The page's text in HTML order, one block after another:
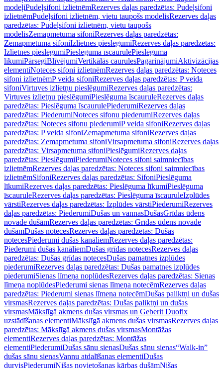
modeļiPudeļsifoni izlietnēmRezerves daļas paredzētas: Pudeļsifoni
izlietnēmPudeļsifoni izlietnēm, vietu taupošs modelisRezerves daļas
paredzētas: Pudeļsifoni izlietnēm, vietu taupošs
modelisZemapmetuma sifoniRezerves daļas paredzētas:
Zemapmetuma sifoniIzlietnes pieslēgumiRezerves daļas paredzētas:
Izlietnes pieslēgumiPieslēguma īscaurulePieslēguma
līkumiPārsegiBlīvējumiVertikālās caurulesPagarinājumiAktivizācijas
elementiNoteces sifoni izlietnēmRezerves daļas paredzētas: Noteces
sifoni izlietnēmP veida sifoniRezerves daļas paredzētas: P veida
sifoniVirtuves izlietņu pieslēgumiRezerves daļas paredzētas:
Virtuves izlietņu pieslēgumiPieslēguma īscauruleRezerves daļas
paredzētas: Pieslēguma īscaurulePiederumiRezerves daļas
paredzētas: PiederumiNoteces sifonu piederumiRezerves daļas
paredzētas: Noteces sifonu piederumiP veida sifoniRezerves daļas
paredzētas: P veida sifoniZemapmetuma sifoniRezerves daļas
paredzētas: Zemapmetuma sifoniVirsapmetuma sifoniRezerves daļas
paredzētas: Virsapmetuma sifoniPieslēgumiRezerves daļas
paredzētas: PieslēgumiPiederumiNoteces sifoni saimniecības
izlietnēmRezerves daļas paredzētas: Noteces sifoni saimniecības
izlietnēmSifoniRezerves daļas paredzētas: SifoniPieslēguma
līkumiRezerves daļas paredzētas: Pieslēguma līkumiPieslēguma
īscauruleRezerves daļas paredzētas: Pieslēguma īscauruleIzplūdes
vārstiRezerves daļas paredzētas: Izplūdes vārstiPiederumiRezerves
daļas paredzētas: PiederumiDušas un vannasDušasGrīdas ūdens
novade dušāmRezerves daļas paredzētas: Grīdas ūdens novade
dušāmDušas notecesRezerves daļas paredzētas: Dušas
notecesPiederumi dušas kanāliemRezerves daļas paredzētas:
Piederumi dušas kanāliemDušas grīdas notecesRezerves daļas
paredzētas: Dušas grīdas notecesDušas pamatnes izplūdes
piederumiRezerves daļas paredzētas: Dušas pamatnes izplūdes
piederumiSienas līmeņa noplūdesRezerves daļas paredzētas: Sienas
līmeņa noplūdesPiederumi sienas līmeņa notecēmRezerves daļas
paredzētas: Piederumi sienas līmeņa notecēmDušas paliktņi un dušas
virsmasRezerves daļas paredzētas: Dušas paliktņi un dušas
virsmasMākslīgā akmens dušas virsmas un Geberit Duofix
uzstādīšanas elementiMākslīgā akmens dušas virsmasRezerves daļas
paredzētas: Mākslīgā akmens dušas virsmasMontāžas
elementiRezerves daļas paredzētas: Montāžas
elementiPiederumiDušas sānu sienasDušas sānu sienas“Walk-in”
dušas sānu sienasVannu atdalīšanas elementiDušas
durvisPiederumiNišas novietošanas kārbas dušāmNišas